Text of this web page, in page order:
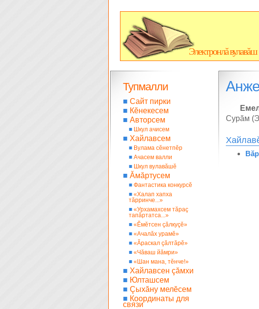
Электронлă вулавăш
Сурăм
Тупмалли
■ Сайт пирки
■ Кĕнекесем
■ Авторсем
■ Шкул ачисем
■ Хайлавсем
■ Вулама сĕнетпĕр
■ Ачасем валли
■ Шкул вулавăшĕ
■ Ăмăртусем
■ Фантастика конкурсĕ
■ «Халап хапха
тăрринче...»
■ «Урхамахсем тăраç
тапăртатса...»
■ «Ĕмĕтсен çăлкуçĕ»
■ «Ачалăх урамĕ»
■ «Ăраскал çăлтăрĕ»
■ «Чăваш йăмри»
■ «Шан мана, тĕнче!»
■ Хайлавсен çăмхи
■ Юлташсем
■ Çыхăну мелĕсем
■ Координаты для
связи